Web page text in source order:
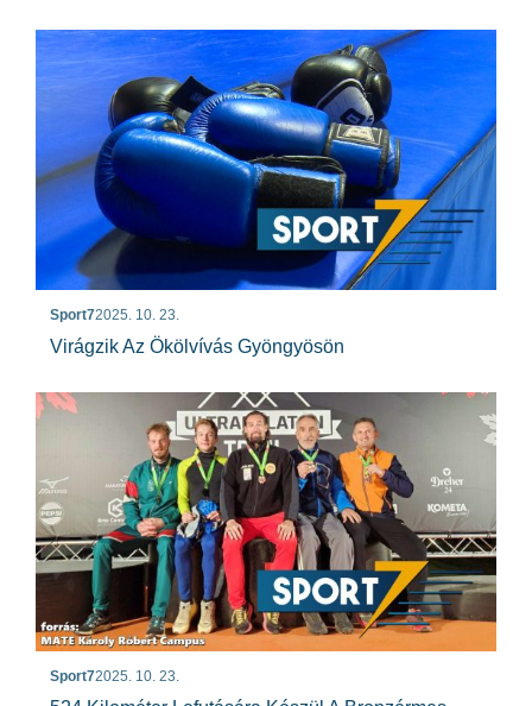
Sport72025. 10. 23.
Virágzik Az Ökölvívás Gyöngyösön
Sport72025. 10. 23.